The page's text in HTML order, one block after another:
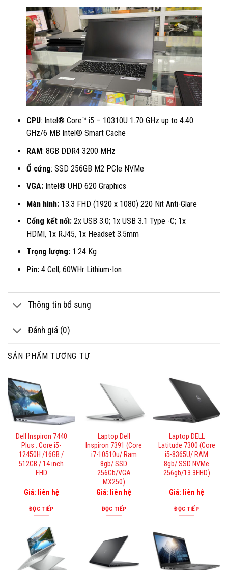
CPU: Intel® Core™ i5 – 10310U 1.70 GHz up to 4.40
GHz/6 MB Intel® Smart Cache
RAM: 8GB DDR4 3200 MHz
Ổ cứng: SSD 256GB M2 PCIe NVMe
VGA:Intel® UHD 620 Graphics
Màn hình:13.3 FHD (1920 x 1080) 220 Nit Anti-Glare
Cổng kết nối:2x USB 3.0; 1x USB 3.1 Type -C; 1x
HDMI, 1x RJ45, 1x Headset 3.5mm
Trọng lượng:1.24 Kg
Pin:4 Cell, 60WHr Lithium-Ion
Thông tin bổ sung
Đánh giá (0)
SẢN PHẨM TƯƠNG TỰ
Dell Inspiron 7440
Plus . Core i5-
12450H /16GB /
512GB / 14 inch
FHD
Giá: liên hệ
ĐỌC TIẾP
Laptop Dell
Inspiron 7391 (Core
i7-10510u/ Ram
8gb/ SSD
256Gb/VGA
MX250)
Giá: liên hệ
ĐỌC TIẾP
Laptop DELL
Latitude 7300 (Core
i5-8365U/ RAM
8gb/ SSD NVMe
256gb/13.3FHD)
Giá: liên hệ
ĐỌC TIẾP